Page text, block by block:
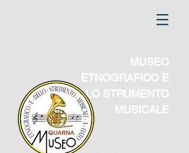
MUSEO
ETNOGRAFICO E
DELLO STRUMENTO
MUSICALE